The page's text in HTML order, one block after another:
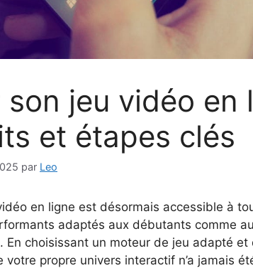
son jeu vidéo en
et étapes clés
par Leo
en ligne est désormais accessible à
adaptés aux débutants comme
En choisissant un moteur de jeu adapté
votre propre univers interactif n’a jamais